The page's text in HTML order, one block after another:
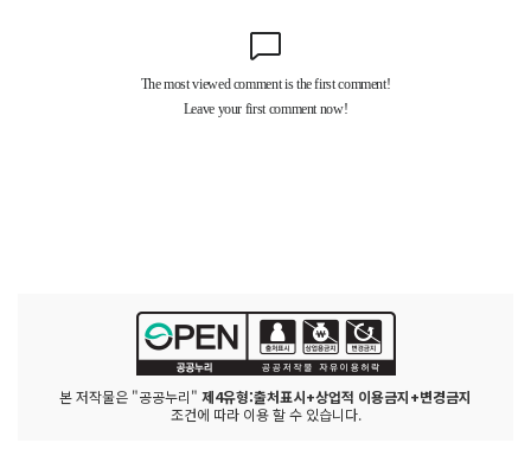
본 저작물은 "공공누리" 제4유형:출처표시+상업적 이용금지+변경금지
조건에 따라 이용 할 수 있습니다.